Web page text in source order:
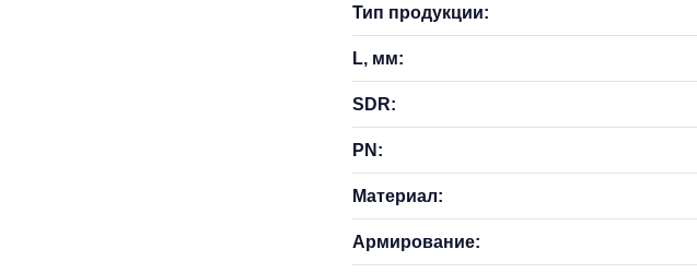
Тип продукции:
L, мм:
SDR:
PN:
Материал:
Армирование: